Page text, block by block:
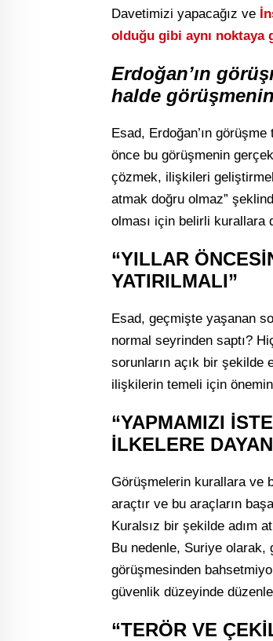
Davetimizi yapacağız ve
olduğu gibi aynı
Erdoğan’ın
halde
Esad, Erdoğan’ın
önce bu görüşmenin
çözmek, ilişkileri
atmak doğru olmaz”
olması için belirli kurallara
“YILLAR
YATIRILMALI”
Esad, geçmişte yaşanan
normal seyrinden saptı?
sorunların açık bir şekilde
ilişkilerin temeli için
“YAPMAMIZI
İLKELERE
Görüşmelerin kurallara ve
araçtır ve bu araçların
Kuralsız bir şekilde adım
Bu nedenle, Suriye olarak,
görüşmesinden
güvenlik düzeyinde
“TERÖR VE